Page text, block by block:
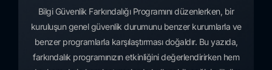
Bilgi Güvenlik Farkındalığı Programını düzenlerken, bir
kuruluşun genel güvenlik durumunu benzer kurumlarla ve
benzer programlarla karşılaştırması doğaldır. Bu yazıda,
farkındalık programınızın etkinliğini değerlendirirken hem